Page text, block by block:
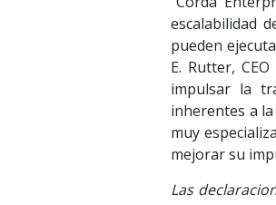
escalabilidad
pueden
E. Rutter,
impulsar la
inherentes a
muy
mejorar su
Las